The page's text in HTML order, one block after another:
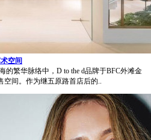
空间
的繁华脉络中，D to the d品牌于BFC外滩金
空间。作为继五原路首店后的..